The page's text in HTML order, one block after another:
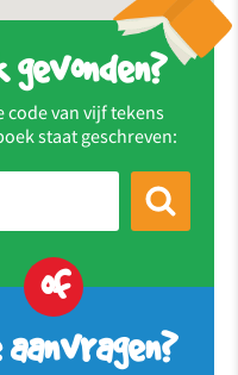
gevonden?
code van vijf tekens
staat geschreven:
of
aanvragen?